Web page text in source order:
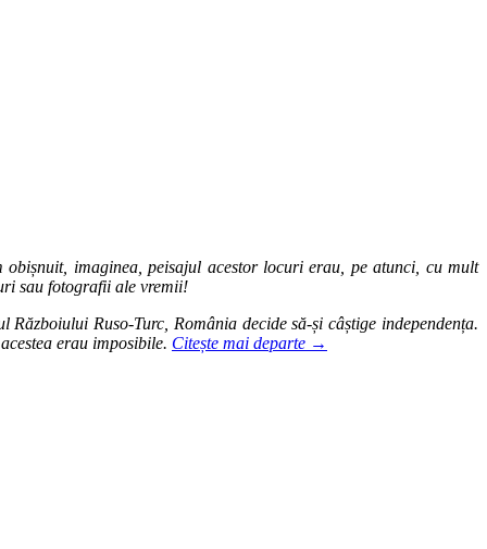
obișnuit, imaginea, peisajul acestor locuri erau, pe atunci, cu mult
sau fotografii ale vremii!
Ruso-Turc, România decide să-și câștige independența.
erau imposibile. Citește mai departe →